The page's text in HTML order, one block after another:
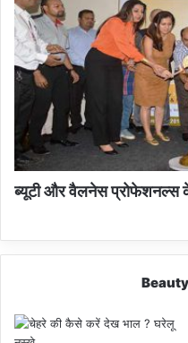
ब्यूटी और वैलनेस प्रोफेशनल्स के